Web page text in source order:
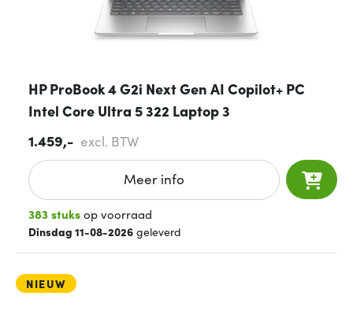
HP ProBook 4 G2i Next Gen AI Copilot+ PC
Intel Core Ultra 5 322 Laptop 3
1.459,- excl. BTW
Meer info
383 stuksop voorraad
Dinsdag 11-08-2026 geleverd
NIEUW